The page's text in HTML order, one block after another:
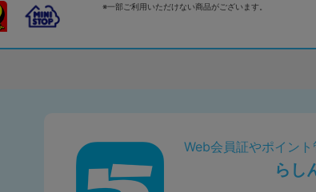
※一部ご利用いただけない商品がございます。
Web会員証やポイン
らし